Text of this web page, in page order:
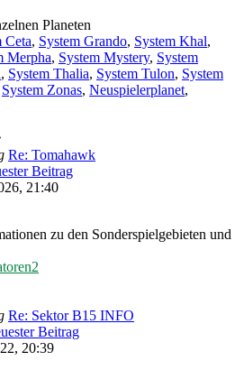
Planeten
Ceta, System Grando, System Khal,
Merpha, System Mystery, System
, System Thalia, System Tulon, System
System Zonas, Neuspielerplanet,
Re: Tomahawk
Beitrag
21:40
zu den Sonderspielgebieten und
Re: Sektor B15 INFO
Beitrag
20:39